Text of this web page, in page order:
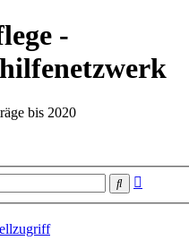
-
bis 2020
Suche